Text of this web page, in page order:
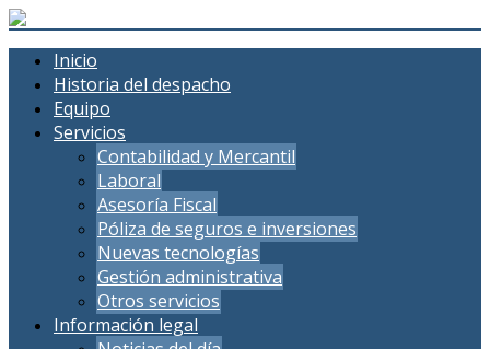
Inicio
Historia del despacho
Equipo
Servicios
Contabilidad y Mercantil
Laboral
Asesoría Fiscal
Póliza de seguros e inversiones
Nuevas tecnologías
Gestión administrativa
Otros servicios
Información legal